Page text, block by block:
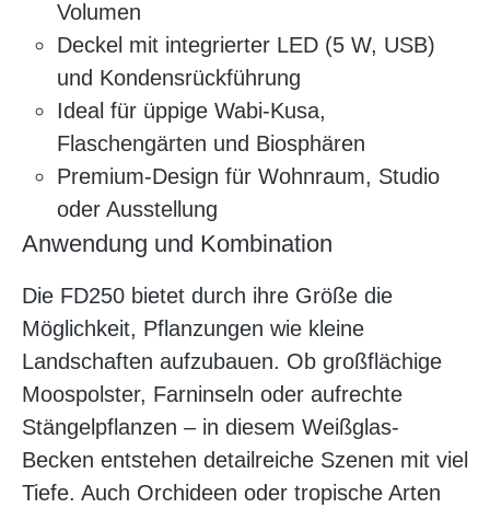
Volumen
Deckel mit integrierter LED (5 W, USB)
und Kondensrückführung
Ideal für üppige Wabi-Kusa,
Flaschengärten und Biosphären
Premium-Design für Wohnraum, Studio
oder Ausstellung
Anwendung und Kombination
Die FD250 bietet durch ihre Größe die
Möglichkeit, Pflanzungen wie kleine
Landschaften aufzubauen. Ob großflächige
Moospolster, Farninseln oder aufrechte
Stängelpflanzen – in diesem Weißglas-
Becken entstehen detailreiche Szenen mit viel
Tiefe. Auch Orchideen oder tropische Arten